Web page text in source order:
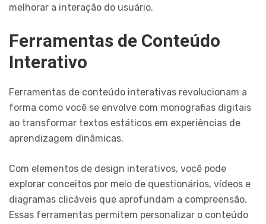
melhorar a interação do usuário.
Ferramentas de Conteúdo
Interativo
Ferramentas de conteúdo interativas revolucionam a
forma como você se envolve com monografias digitais
ao transformar textos estáticos em experiências de
aprendizagem dinâmicas.
Com elementos de design interativos, você pode
explorar conceitos por meio de questionários, vídeos e
diagramas clicáveis que aprofundam a compreensão.
Essas ferramentas permitem personalizar o conteúdo